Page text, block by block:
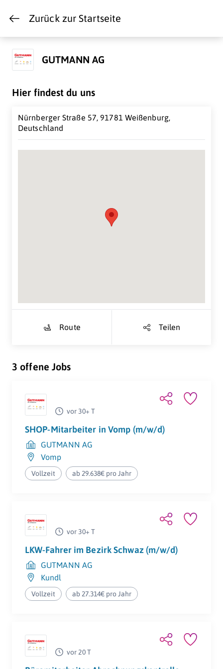
Zurück zur Startseite
GUTMANN AG
Hier findest du uns
Nürnberger Straße 57, 91781 Weißenburg,
Deutschland
Route Teilen
3 offene Jobs
vor 30+ T
SHOP-Mitarbeiter in Vomp (m/w/d)
GUTMANN AG
Vomp
Vollzeit ab 29.638€ pro Jahr
vor 30+ T
LKW-Fahrer im Bezirk Schwaz (m/w/d)
GUTMANN AG
Kundl
Vollzeit ab 27.314€ pro Jahr
vor 20 T